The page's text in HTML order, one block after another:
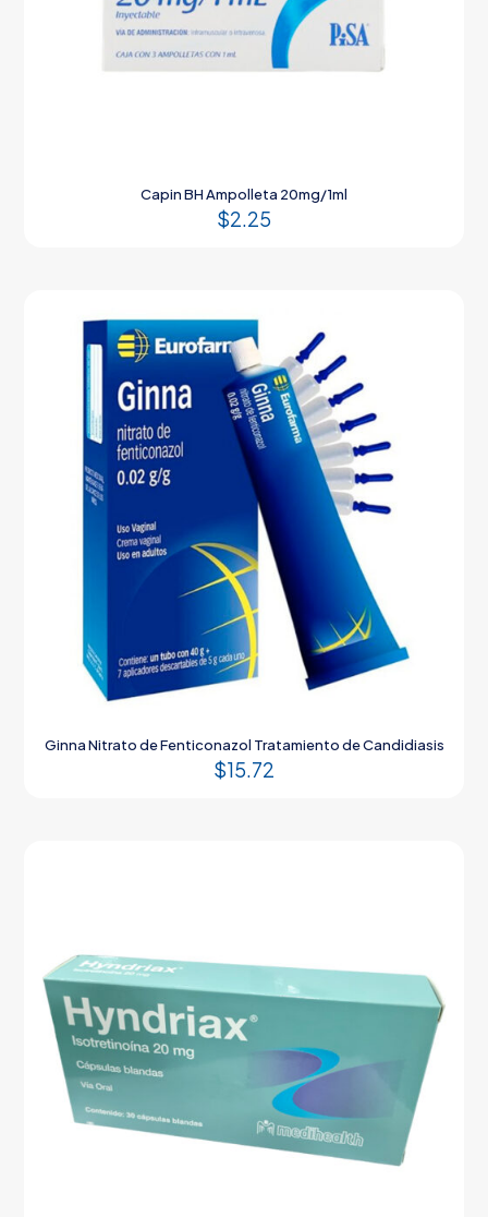
Capin BH Ampolleta 20mg/1ml
$2.25
Ginna Nitrato de Fenticonazol Tratamiento de Candidiasis
$15.72